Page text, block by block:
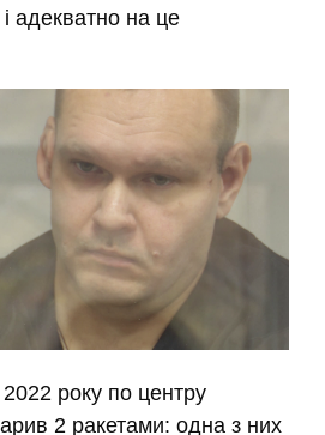
адекватно на це
року по центру
2 ракетами: одна з них